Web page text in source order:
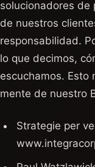
solucionadores de
de nuestros
responsabilidad.
lo que decimos,
escuchamos. Esto
mente de nuestro
Strategie per